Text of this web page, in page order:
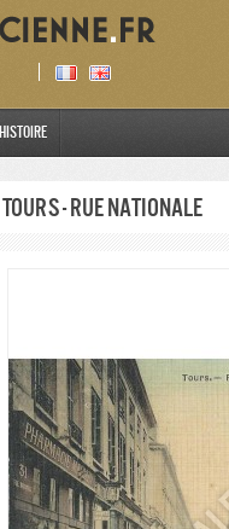
Histoire
Tours - Rue Nationale